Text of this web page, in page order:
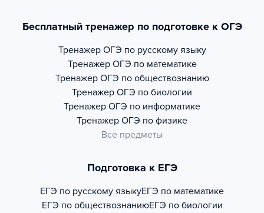
Бесплатный тренажер по подготовке к ОГЭ
Тренажер ОГЭ по русскому языку
Тренажер ОГЭ по математике
Тренажер ОГЭ по обществознанию
Тренажер ОГЭ по биологии
Тренажер ОГЭ по информатике
Тренажер ОГЭ по физике
Все предметы
Подготовка к ЕГЭ
ЕГЭ по русскому языкуЕГЭ по математике
ЕГЭ по обществознаниюЕГЭ по биологии